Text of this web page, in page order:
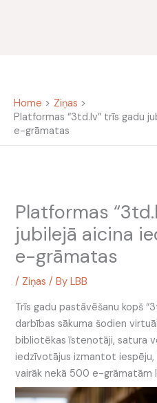
Home
Ziņas
Platformas “3td.lv” trīs gadu
e-grāmatas
Platformas
jubilejā aicina
e-grāmatas
/ Ziņas / ByLBB
Trīs gadu pastāvēšanu kopš
darbības sākuma šodien
bibliotēkas īstenotāji, satura
iedzīvotājus izmantot
vairāk nekā 500 e-grāmatām